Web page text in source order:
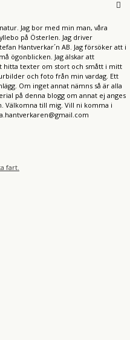
Jag bor med min man, våra
på Österlen. Jag driver
Hantverkar´n AB. Jag försöker att i
ögonblicken. Jag älskar att
hitta texter om stort och smått i mitt
och foto från min vardag. Ett
Om inget annat nämns så är alla
på denna blogg om annat ej anges
Välkomna till mig. Vill ni komma i
fart.